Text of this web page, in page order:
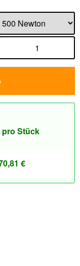
pro Stück
€